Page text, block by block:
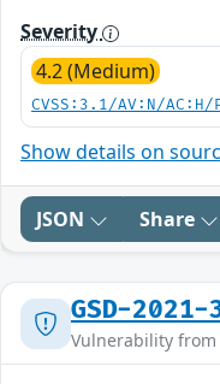
Severity
4.2 (Medium)
CVSS:3.1/AV:N/
Show details on
JSON Share
GSD-2021-
Vulnerability from